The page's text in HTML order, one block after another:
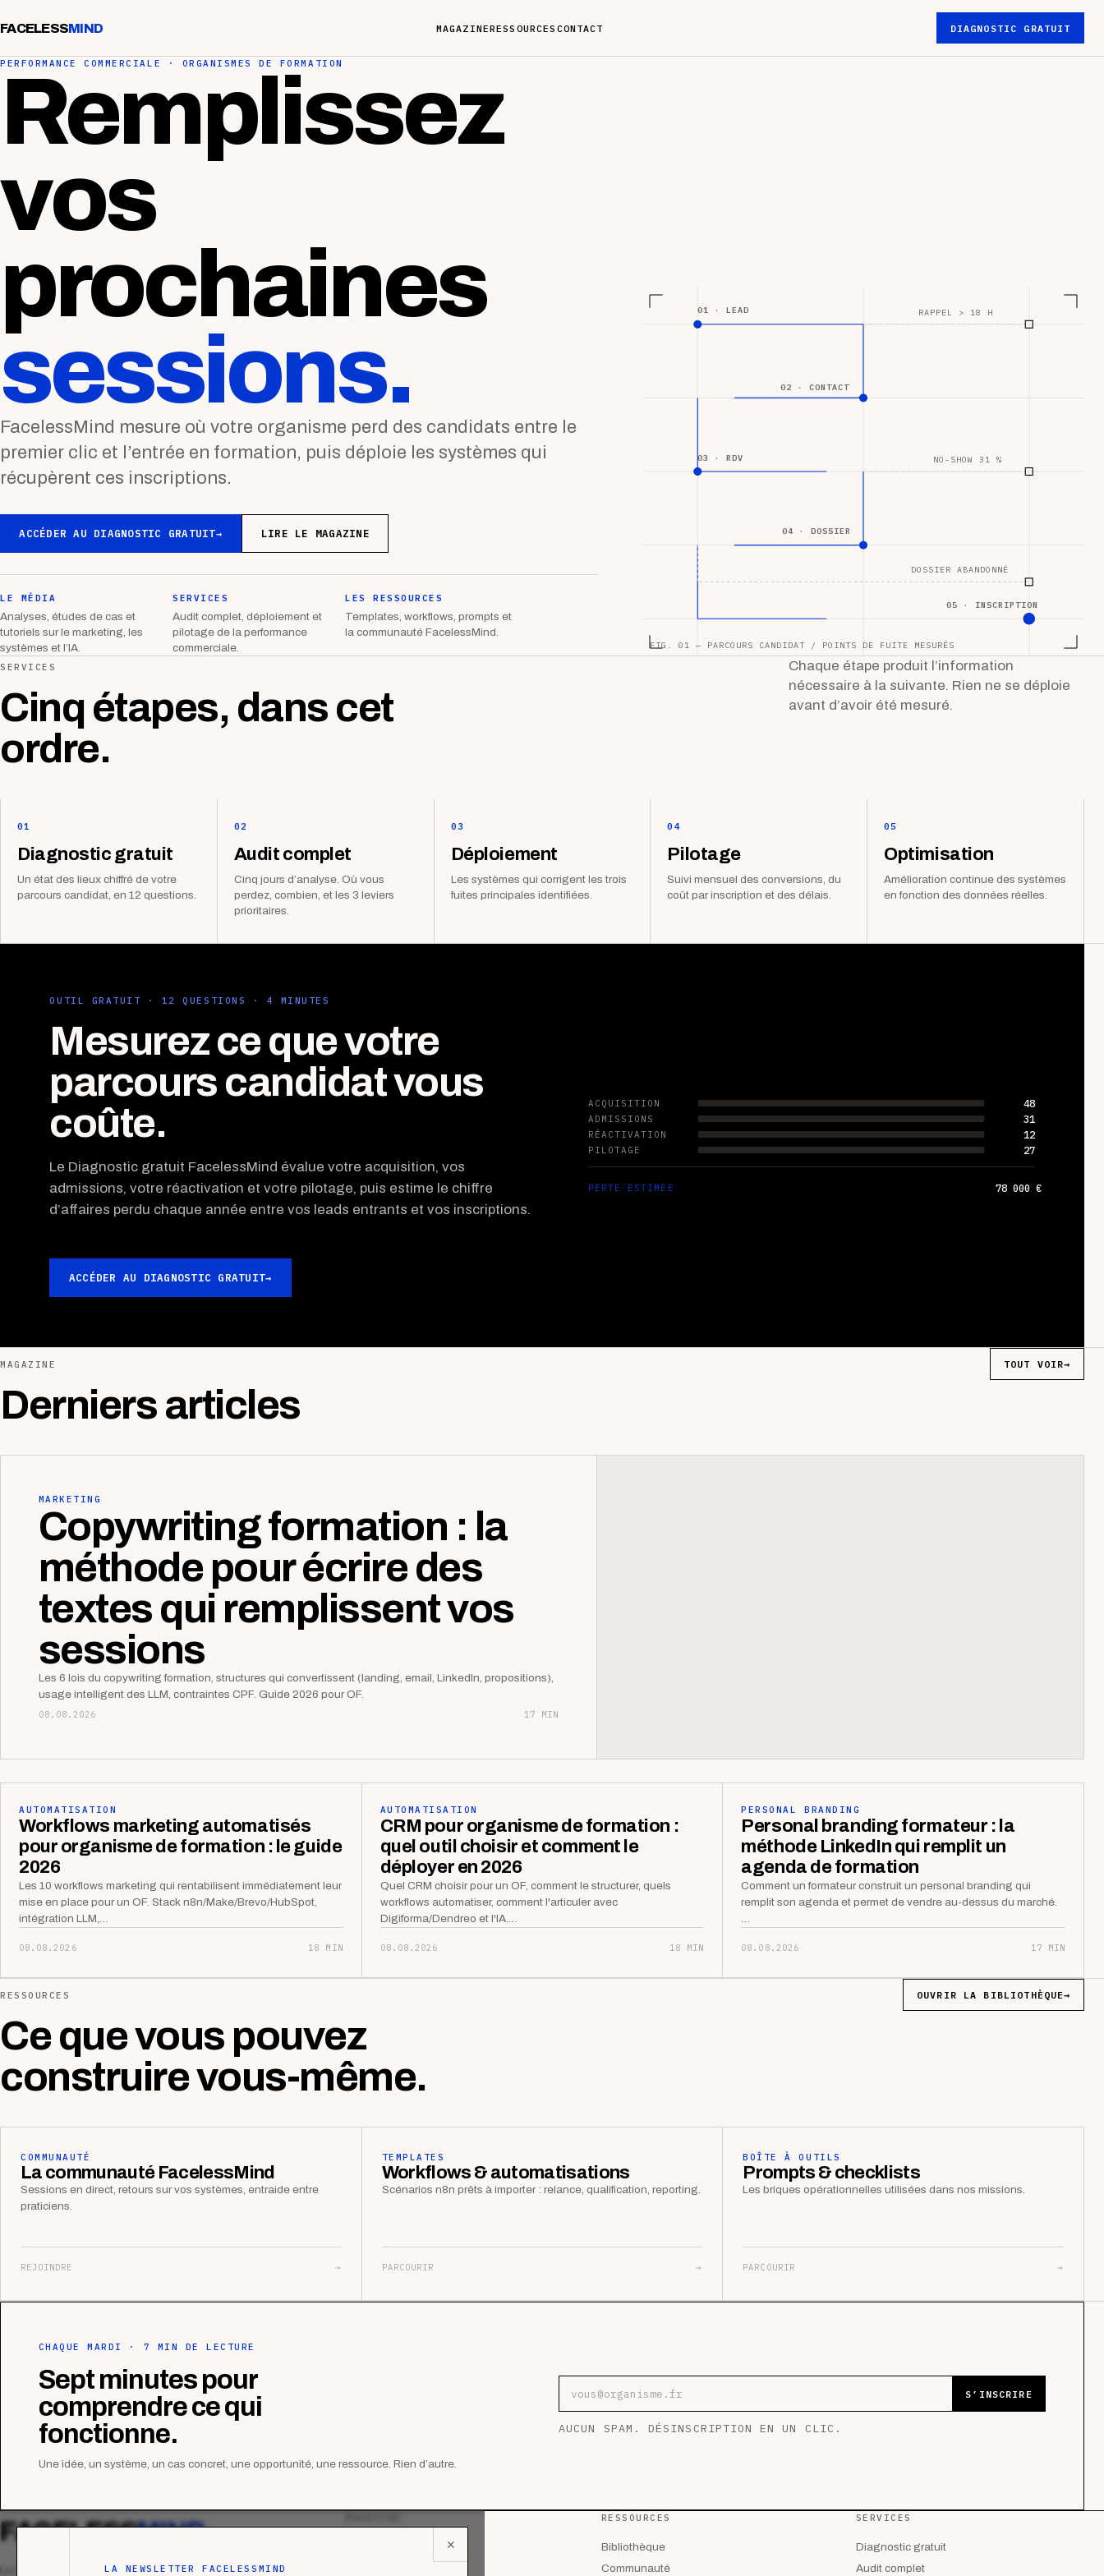
FACELESSMIND MAGAZINERESSOURCES CONTACT DIAGNOSTIC GRATUIT
PERFORMANCE COMMERCIALE · ORGANISMES DE FORMATION
Remplissez
vos
prochaines
sessions.
FacelessMind mesure où votre organisme perd des candidats entre le
premier clic et l’entrée en formation, puis déploie les systèmes qui
récupèrent ces inscriptions.
ACCÉDER AU DIAGNOSTIC GRATUIT→ LIRE LE MAGAZINE
LE MÉDIA
Analyses, études de cas et
tutoriels sur le marketing, les
systèmes et l’IA.
SERVICES
Audit complet, déploiement et
pilotage de la performance
commerciale.
LES RESSOURCES
Templates, workflows, prompts et
la communauté FacelessMind.
01 · LEAD
02 · CONTACT
03 · RDV
04 · DOSSIER
05 · INSCRIPTION
RAPPEL > 18 H
NO-SHOW 31 %
DOSSIER ABANDONNÉ
FIG. 01 — PARCOURS CANDIDAT / POINTS DE FUITE MESURÉS
SERVICES
Cinq étapes, dans cet
ordre.
Chaque étape produit l’information
nécessaire à la suivante. Rien ne se déploie
avant d’avoir été mesuré.
01
Diagnostic gratuit
Un état des lieux chiffré de votre
parcours candidat, en 12 questions.
02
Audit complet
Cinq jours d’analyse. Où vous
perdez, combien, et les 3 leviers
prioritaires.
03
Déploiement
Les systèmes qui corrigent les trois
fuites principales identifiées.
04
Pilotage
Suivi mensuel des conversions, du
coût par inscription et des délais.
05
Optimisation
Amélioration continue des systèmes
en fonction des données réelles.
OUTIL GRATUIT · 12 QUESTIONS · 4 MINUTES
Mesurez ce que votre
parcours candidat vous
coûte.
Le Diagnostic gratuit FacelessMind évalue votre acquisition, vos
admissions, votre réactivation et votre pilotage, puis estime le chiffre
d’affaires perdu chaque année entre vos leads entrants et vos inscriptions.
ACCÉDER AU DIAGNOSTIC GRATUIT→
ACQUISITION 48
ADMISSIONS 31
RÉACTIVATION 12
PILOTAGE 27
PERTE ESTIMÉE 78 000 €
MAGAZINE
Derniers articles
TOUT VOIR→
MARKETING
Copywriting formation : la
méthode pour écrire des
textes qui remplissent vos
sessions
Les 6 lois du copywriting formation, structures qui convertissent (landing, email, LinkedIn, propositions),
usage intelligent des LLM, contraintes CPF. Guide 2026 pour OF.
08.08.2026 17 MIN
AUTOMATISATION
Workflows marketing automatisés
pour organisme de formation : le guide
2026
Les 10 workflows marketing qui rentabilisent immédiatement leur
mise en place pour un OF. Stack n8n/Make/Brevo/HubSpot,
intégration LLM,…
08.08.2026 18 MIN
AUTOMATISATION
CRM pour organisme de formation :
quel outil choisir et comment le
déployer en 2026
Quel CRM choisir pour un OF, comment le structurer, quels
workflows automatiser, comment l'articuler avec
Digiforma/Dendreo et l'IA.…
08.08.2026 18 MIN
PERSONAL BRANDING
Personal branding formateur : la
méthode LinkedIn qui remplit un
agenda de formation
Comment un formateur construit un personal branding qui
remplit son agenda et permet de vendre au-dessus du marché.
…
08.08.2026 17 MIN
RESSOURCES
Ce que vous pouvez
construire vous-même.
OUVRIR LA BIBLIOTHÈQUE→
COMMUNAUTÉ
La communauté FacelessMind
Sessions en direct, retours sur vos systèmes, entraide entre
praticiens.
REJOINDRE →
TEMPLATES
Workflows & automatisations
Scénarios n8n prêts à importer : relance, qualification, reporting.
PARCOURIR →
BOÎTE À OUTILS
Prompts & checklists
Les briques opérationnelles utilisées dans nos missions.
PARCOURIR →
CHAQUE MARDI · 7 MIN DE LECTURE
Sept minutes pour
comprendre ce qui
fonctionne.
Une idée, un système, un cas concret, une opportunité, une ressource. Rien d’autre.
S’INSCRIRE
AUCUN SPAM. DÉSINSCRIPTION EN UN CLIC.
✕
LA NEWSLETTER FACELESSMIND
FACELESSMIND
Le média qui mesurent la performance
RESSOURCES
Bibliothèque
Communauté
SERVICES
Diagnostic gratuit
Audit complet